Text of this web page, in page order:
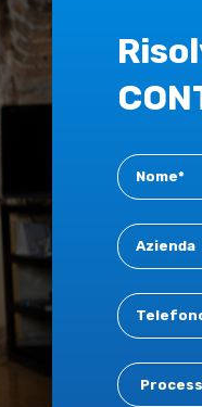
Contact
New